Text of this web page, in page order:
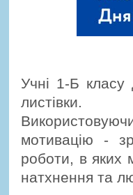
Учні 1-Б класу
листівки.
мотивацію -
роботи, в яких
натхнення та